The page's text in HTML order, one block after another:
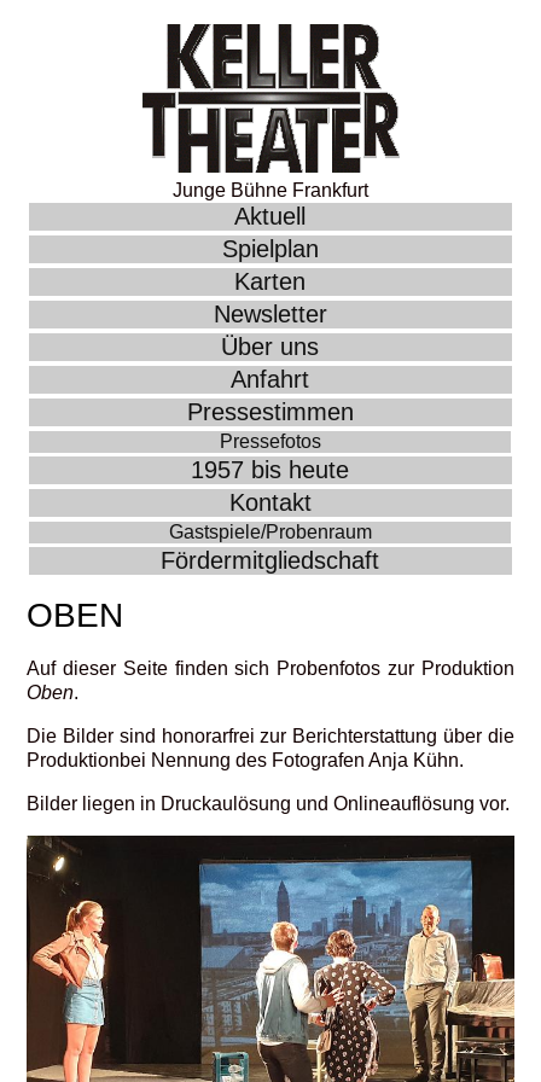
Junge Bühne Frankfurt
Aktuell
Spielplan
Karten
Newsletter
Über uns
Anfahrt
Pressestimmen
Pressefotos
1957 bis heute
Kontakt
Gastspiele/Probenraum
Fördermitgliedschaft
OBEN
Auf dieser Seite finden sich Probenfotos zur Produktion
Oben.
Die Bilder sind honorarfrei zur Berichterstattung über die
Produktionbei Nennung des Fotografen Anja Kühn.
Bilder liegen in Druckaulösung und Onlineauflösung vor.